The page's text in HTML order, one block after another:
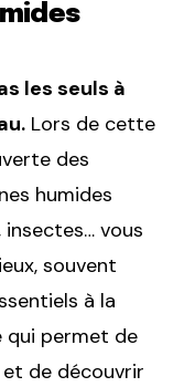
les seuls à
Lors de cette
des
humides
insectes… vous
souvent
à la
qui permet de
de découvrir